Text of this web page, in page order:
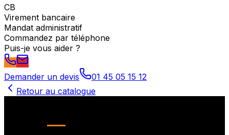
CB
Virement bancaire
Mandat administratif
Commandez par téléphone
Puis-je vous aider ?
Demander un devis
01 45 05 15 12
Retour au catalogue